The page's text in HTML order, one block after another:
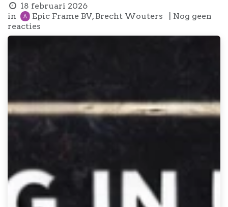
18 februari 2026
in
Epic Frame BV, Brecht Wouters
| Nog geen
reacties